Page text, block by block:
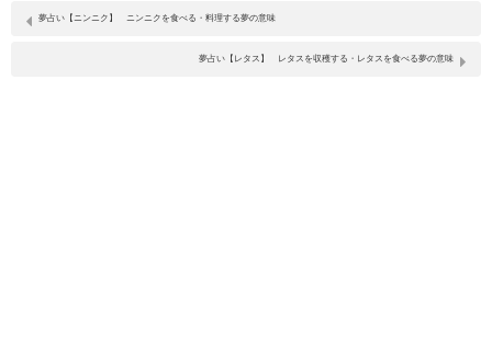
夢占い【ニンニク】 ニンニクを食べる・料理する夢の意味
夢占い【レタス】 レタスを収穫する・レタスを食べる夢の意味